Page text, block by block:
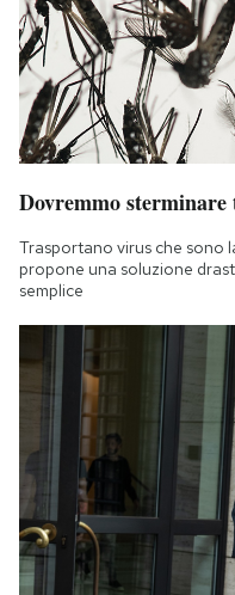
Dovremmo sterminare
Trasportano virus che sono
propone una soluzione
semplice